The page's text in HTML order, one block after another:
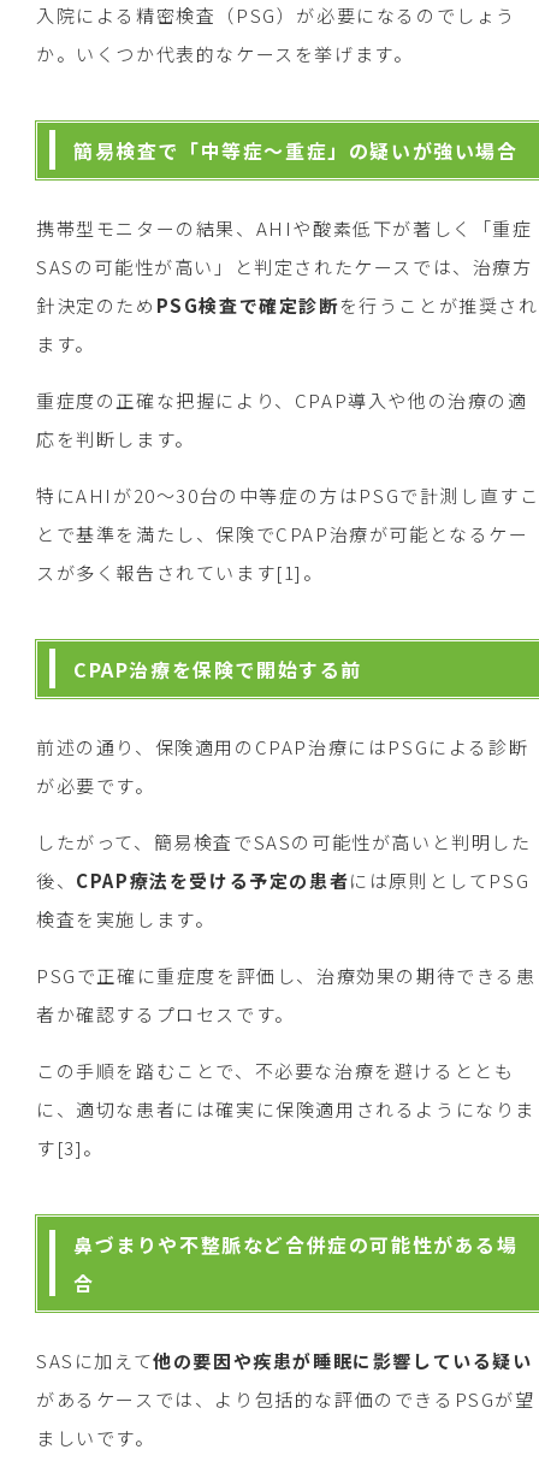
入院による精密検査（PSG）が必要になるのでしょう
か。いくつか代表的なケースを挙げます。
簡易検査で「中等症～重症」の疑いが強い場合
携帯型モニターの結果、AHIや酸素低下が著しく「重症
SASの可能性が高い」と判定されたケースでは、治療方
針決定のため PSG検査で確定診断を行うことが推奨され
ます。
重症度の正確な把握により、CPAP導入や他の治療の適
応を判断します。
特にAHIが20～30台の中等症の方はPSGで計測し直すこ
とで基準を満たし、保険でCPAP治療が可能となるケー
スが多く報告されています[1]。
CPAP治療を保険で開始する前
前述の通り、保険適用のCPAP治療にはPSGによる診断
が必要です。
したがって、簡易検査でSASの可能性が高いと判明した
後、 CPAP療法を受ける予定の患者には原則としてPSG
検査を実施します。
PSGで正確に重症度を評価し、治療効果の期待できる患
者か確認するプロセスです。
この手順を踏むことで、不必要な治療を避けるととも
に、適切な患者には確実に保険適用されるようになりま
す[3]。
鼻づまりや不整脈など合併症の可能性がある場
合
SASに加えて他の要因や疾患が睡眠に影響している疑い
があるケースでは、より包括的な評価のできるPSGが望
ましいです。